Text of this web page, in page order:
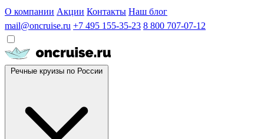
О компании Акции Контакты Наш блог
mail@oncruise.ru +7 495 155-35-23 8 800 707-07-12